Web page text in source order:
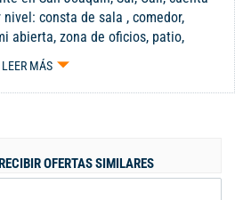
consta de sala , comedor,
abierta, zona de oficios, patio,
para 2 vehículos. Segundo Nivel:
exterior e interior, rejas y vidrios de
comerciales, colegios y
No hipotecas. Lista para traspaso
LEER MÁS
OFERTAS SIMILARES